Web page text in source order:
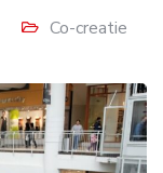
Co-creatie